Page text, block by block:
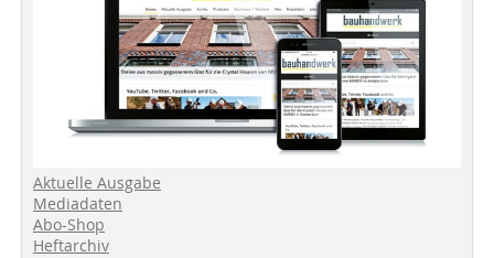
Aktuelle Ausgabe
Mediadaten
Abo-Shop
Heftarchiv